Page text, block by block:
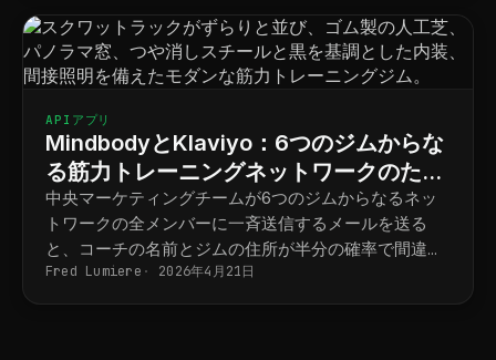
APIアプリ
MindbodyとKlaviyo：6つのジムからな
る筋力トレーニングネットワークのため
の拠点別マーケティング
中央マーケティングチームが6つのジムからなるネッ
トワークの全メンバーに一斉送信するメールを送る
と、コーチの名前とジムの住所が半分の確率で間違っ
てしまう。
Fred Lumiere 2026年4月21日